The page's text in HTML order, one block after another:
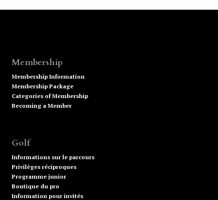
Membership
Membership Information
Membership Package
Categories of Membership
Becoming a Member
Golf
Informations sur le parcours
Privilèges réciproques
Programme junior
Boutique du pro
Information pour invités